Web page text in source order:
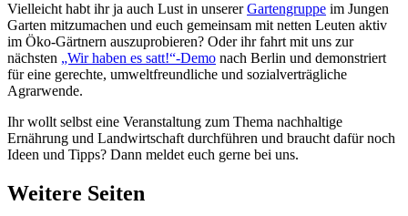
Vielleicht habt ihr ja auch Lust in unsererGartengruppe im Jungen
Garten mitzumachen und euch gemeinsam mit netten Leuten aktiv
im Öko-Gärtnern auszuprobieren? Oder ihr fahrt mit uns zur
nächsten „Wir haben es satt!“-Demo nach Berlin und demonstriert
für eine gerechte, umweltfreundliche und sozialverträgliche
Agrarwende.
Ihr wollt selbst eine Veranstaltung zum Thema nachhaltige
Ernährung und Landwirtschaft durchführen und braucht dafür noch
Ideen und Tipps? Dann meldet euch gerne bei uns.
Weitere Seiten